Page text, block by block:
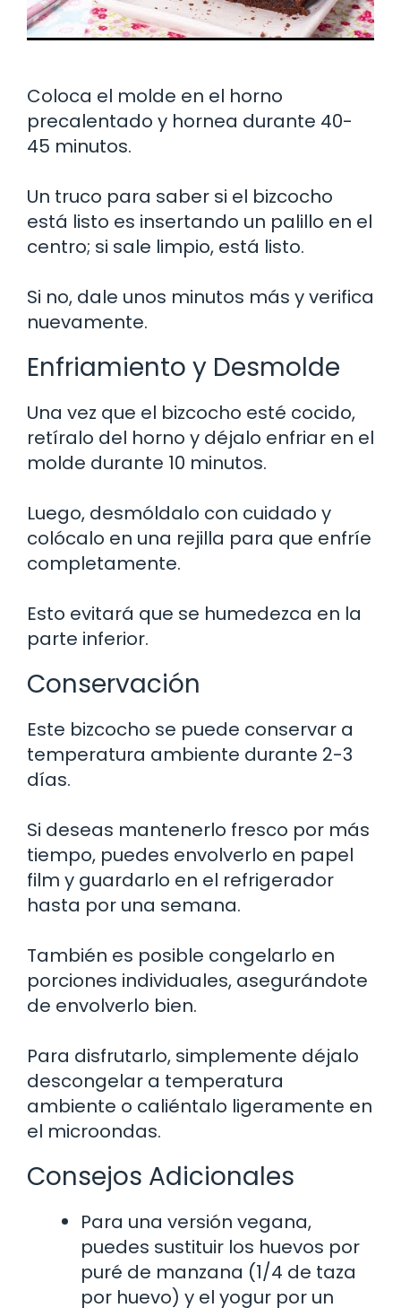
Coloca el molde en el horno
precalentado y hornea durante 40-
45 minutos.
Un truco para saber si el bizcocho
está listo es insertando un palillo en el
centro; si sale limpio, está listo.
Si no, dale unos minutos más y verifica
nuevamente.
Enfriamiento y Desmolde
Una vez que el bizcocho esté cocido,
retíralo del horno y déjalo enfriar en el
molde durante 10 minutos.
Luego, desmóldalo con cuidado y
colócalo en una rejilla para que enfríe
completamente.
Esto evitará que se humedezca en la
parte inferior.
Conservación
Este bizcocho se puede conservar a
temperatura ambiente durante 2-3
días.
Si deseas mantenerlo fresco por más
tiempo, puedes envolverlo en papel
film y guardarlo en el refrigerador
hasta por una semana.
También es posible congelarlo en
porciones individuales, asegurándote
de envolverlo bien.
Para disfrutarlo, simplemente déjalo
descongelar a temperatura
ambiente o caliéntalo ligeramente en
el microondas.
Consejos Adicionales
Para una versión vegana,
puedes sustituir los huevos por
puré de manzana (1/4 de taza
por huevo) y el yogur por un